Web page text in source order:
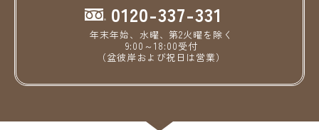
0120-337-331
年末年始、水曜、第2火曜を除く
9:00～18:00受付
（盆彼岸および祝日は営業）